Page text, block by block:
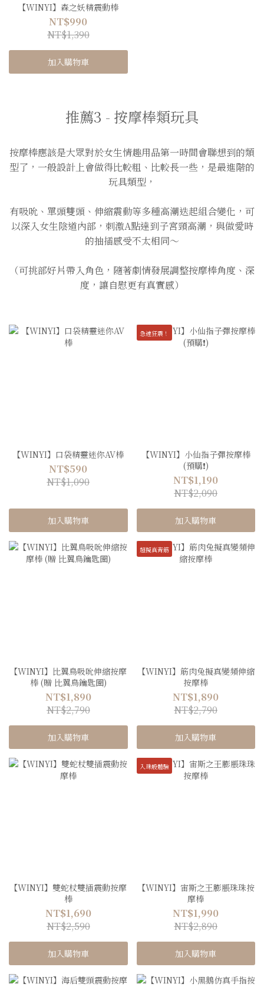
【WINYI】森之妖精震動棒
NT$990
NT$1,390
加入購物車
推薦3 - 按摩棒類玩具
按摩棒應該是大眾對於女生情趣用品第一時間會聯想到的類
型了，一般設計上會做得比較粗、比較長一些，是最進階的
玩具類型，
有吸吮、單頭雙頭、伸縮震動等多種高潮迭起組合變化，可
以深入女生陰道內部，刺激A點達到子宮頸高潮，與做愛時
的抽插感受不太相同～
（可挑部好片帶入角色，隨著劇情發展調整按摩棒角度、深
度，讓自慰更有真實感）
【WINYI】口袋精靈迷你AV棒
NT$590
NT$1,090
加入購物車
急速狂震！
【WINYI】小仙指子彈按摩棒
(預購❗️)
NT$1,190
NT$2,090
加入購物車
【WINYI】比翼鳥吸吮伸縮按摩
棒 (贈 比翼鳥鑰匙圈)
NT$1,890
NT$2,790
加入購物車
超擬真青筋
【WINYI】筋肉兔擬真變頻伸縮
按摩棒
NT$1,890
NT$2,790
加入購物車
【WINYI】雙蛇杖雙插震動按摩
棒
NT$1,690
NT$2,590
加入購物車
入珠般體驗
【WINYI】宙斯之王膨脹珠珠按
摩棒
NT$1,990
NT$2,890
加入購物車